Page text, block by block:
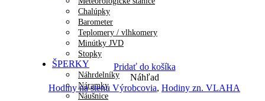
Chalúpky
Barometer
Teplomery / vlhkomery
Minútky JVD
Stopky
ŠPERKY
Náhrdelníky
Náramky
Náušnice
Pridať do košíka
Náhľad
Hodiny na stenu Výrobcovia, Hodiny zn. VLAHA